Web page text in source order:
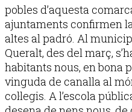
pobles d’aquesta
ajuntaments confirmen
altes al padró. Al
Queralt, des del març,
habitants nous, en bona
vinguda de canalla al
col·legis. A l’escola